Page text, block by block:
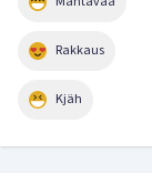
Rakkaus
Kjäh